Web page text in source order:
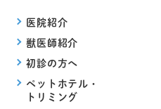
医院紹介
獣医師紹介
初診の方へ
ペットホテル・
トリミング